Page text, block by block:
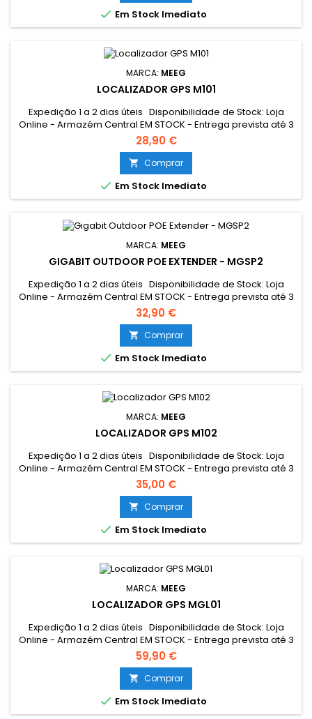
 Em Stock Imediato
MARCA: MEEG
LOCALIZADOR GPS M101
Expedição 1 a 2 dias úteis Disponibilidade de Stock: Loja
Online - Armazém Central EM STOCK - Entrega prevista até 3
dias úteis Loja Braga - Rua António Fernandes Ferreira
Gomes EM STOCK Resumo: Fantástico localizador GPS para
conectar em vários veículos.
28,90 €
 Comprar
 Em Stock Imediato
MARCA: MEEG
GIGABIT OUTDOOR POE EXTENDER - MGSP2
Expedição 1 a 2 dias úteis Disponibilidade de Stock: Loja
Online - Armazém Central EM STOCK - Entrega prevista até 3
dias úteis Loja Braga - Rua António Fernandes Ferreira
Gomes EM STOCK
32,90 €
 Comprar
 Em Stock Imediato
MARCA: MEEG
LOCALIZADOR GPS M102
Expedição 1 a 2 dias úteis Disponibilidade de Stock: Loja
Online - Armazém Central EM STOCK - Entrega prevista até 3
dias úteis Loja Braga - Rua António Fernandes Ferreira
Gomes EM STOCK Mini localizador GPS para conectar e
utilizar e vários veículos através de OBD. Fácil de conectar.
35,00 €
 Comprar
 Em Stock Imediato
MARCA: MEEG
LOCALIZADOR GPS MGL01
Expedição 1 a 2 dias úteis Disponibilidade de Stock: Loja
Online - Armazém Central EM STOCK - Entrega prevista até 3
dias úteis Loja Braga - Rua António Fernandes Ferreira
Gomes EM STOCK
59,90 €
 Comprar
 Em Stock Imediato